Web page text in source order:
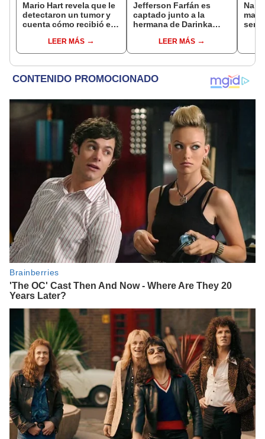
Mario Hart revela que le
detectaron un tumor y
cuenta cómo recibió el
muy fuertes..."
LEER MÁS
Jefferson Farfán es
captado junto a la
hermana de Darinka
Kanashiro trabajaba: “Él
tiene sus…”
LEER MÁS